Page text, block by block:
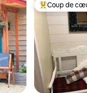
appréciés Coups de
Coup de